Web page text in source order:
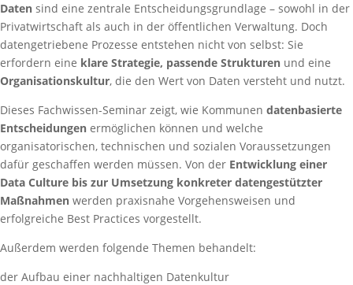
Daten sind eine zentrale Entscheidungsgrundlage – sowohl in der
Privatwirtschaft als auch in der öffentlichen Verwaltung. Doch
datengetriebene Prozesse entstehen nicht von selbst: Sie
erfordern eine klare Strategie, passende Strukturen und eine
Organisationskultur, die den Wert von Daten versteht und nutzt.
Dieses Fachwissen-Seminar zeigt, wie Kommunen datenbasierte
Entscheidungen ermöglichen können und welche
organisatorischen, technischen und sozialen Voraussetzungen
dafür geschaffen werden müssen. Von der Entwicklung einer
Data Culture bis zur Umsetzung konkreter datengestützter
Maßnahmen werden praxisnahe Vorgehensweisen und
erfolgreiche Best Practices vorgestellt.
Außerdem werden folgende Themen behandelt:
der Aufbau einer nachhaltigen Datenkultur